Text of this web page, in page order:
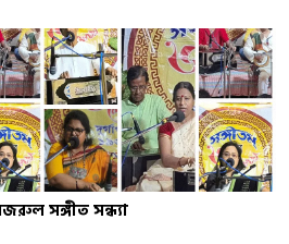
সঙ্গীত সন্ধ্যা